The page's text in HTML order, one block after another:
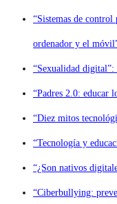
“Sistemas de
ordenador y el
“Sexualidad
“Padres 2.0: educar
“Diez mitos
“Tecnología y
“¿Son nativos
“Ciberbullying: